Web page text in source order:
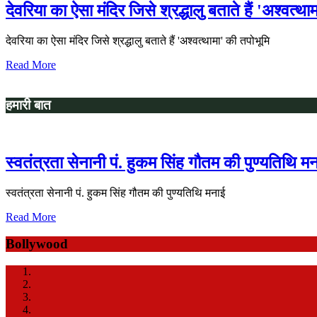
देवरिया का ऐसा मंदिर जिसे श्रद्धालु बताते हैं
देवरिया का ऐसा मंदिर जिसे श्रद्धालु बताते हैं 'अश्वत्थामा' की तपोभूमि
Read More
हमारी बात
स्वतंत्रता सेनानी पं. हुकम सिंह गौतम की पुण्यतिथि
स्वतंत्रता सेनानी पं. हुकम सिंह गौतम की पुण्यतिथि मनाई
Read More
Bollywood